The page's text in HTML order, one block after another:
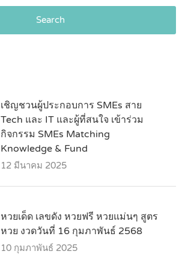
Search
เชิญชวนผู้ประกอบการ SMEs สาย
Tech และ IT และผู้ที่สนใจ เข้าร่วม
กิจกรรม SMEs Matching
Knowledge & Fund
12 มีนาคม 2025
หวยเด็ด เลขดัง หวยฟรี หวยแม่นๆ สูตร
หวย งวดวันที่ 16 กุมภาพันธ์ 2568
10 กุมภาพันธ์ 2025